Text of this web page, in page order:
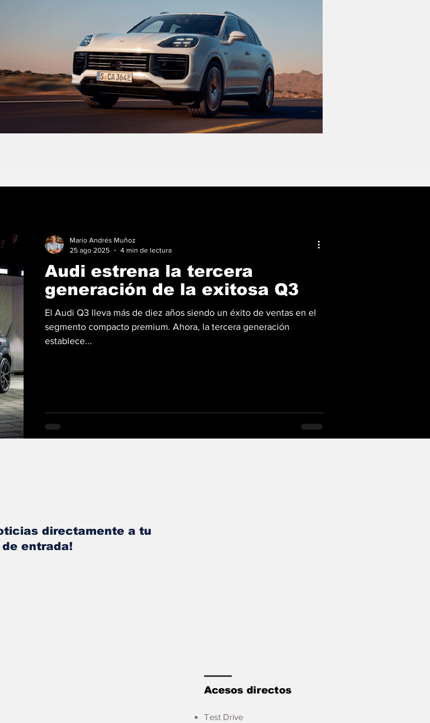
Audi estrena la tercera
generación de la exitosa Q3
El Audi Q3 lleva más de diez años siendo un éxito de ventas en el
segmento compacto premium. Ahora, la tercera generación
establece...
Mario Andrés Muñoz
25 ago 2025
4 min de lectura
directamente a tu
entrada!
Acesos directos
Test Drive